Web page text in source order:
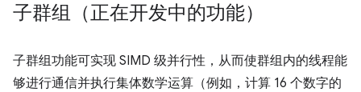
子群组（正在开发中的功能）
子群组功能可实现 SIMD 级并行性，从而使群组内的线程能
够进行通信并执行集体数学运算（例如，计算 16 个数字的